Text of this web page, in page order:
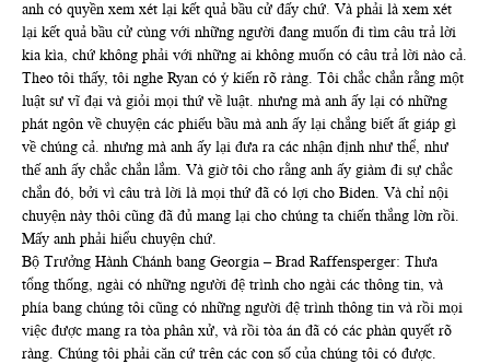
anh có quyền xem xét lại kết quả bầu cử đấy chứ. Và phải là xem xét
lại kết quả bầu cử cùng với những người đang muốn đi tìm câu trả lời
kia kìa, chứ không phải với những ai không muốn có câu trả lời nào cả.
Theo tôi thấy, tôi nghe Ryan có ý kiến rõ ràng. Tôi chắc chắn rằng một
luật sư vĩ đại và giỏi mọi thứ về luật. nhưng mà anh ấy lại có những
phát ngôn về chuyện các phiếu bầu mà anh ấy lại chắng biết ất giáp gì
về chúng cả. nhưng mà anh ấy lại đưa ra các nhận định như thể, như
thế anh ấy chắc chắn lắm. Và giờ tôi cho rằng anh ấy giàm đi sự chắc
chắn đó, bởi vì câu trà lời là mọi thứ đã có lợi cho Biden. Và chỉ nội
chuyện này thôi cũng đã đủ mang lại cho chúng ta chiến thắng lờn rồi.
Mấy anh phải hiểu chuyện chứ.
Bộ Trưởng Hành Chánh bang Georgia – Brad Raffensperger: Thưa
tổng thống, ngài có những người đệ trình cho ngài các thông tin, và
phía bang chúng tôi cũng có những người đệ trình thông tin và rồi mọi
việc được mang ra tòa phân xử, và rồi tòa án đã có các phàn quyết rõ
ràng. Chúng tôi phải căn cứ trên các con số của chúng tôi có được.